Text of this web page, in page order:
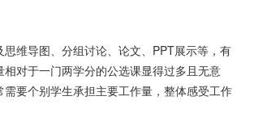
维导图、分组讨论、论文、PPT展示等，有
对于一门两学分的公选课显得过多且无意
需要个别学生承担主要工作量，整体感受工作